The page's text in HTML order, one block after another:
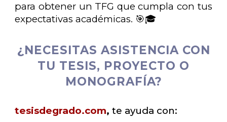
para obtener un TFG que cumpla con tus
expectativas académicas. 🎯🎓
¿NECESITAS ASISTENCIA CON
TU TESIS, PROYECTO O
MONOGRAFÍA?
tesisdegrado.com, te ayuda con: